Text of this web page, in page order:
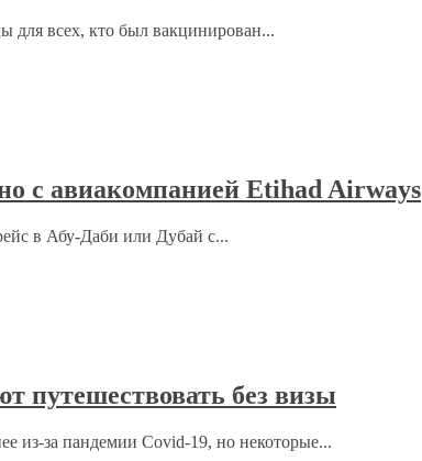
для всех, кто был вакцинирован...
с авиакомпанией Etihad Airways
в Абу-Даби или Дубай с...
путешествовать без визы
из-за пандемии Covid-19, но некоторые...